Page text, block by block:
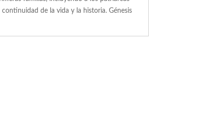
de la vida y la historia. Génesis